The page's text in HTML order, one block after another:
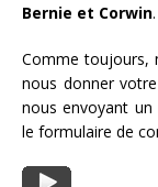
Bernie et Corwin.
Comme toujours,
nous donner
nous envoyant un
le formulaire de